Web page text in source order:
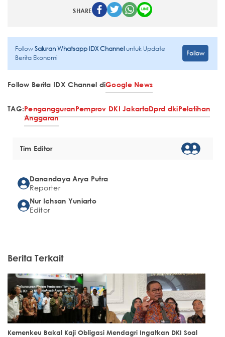
SHARE
FollowSaluran Whatsapp IDX Channeluntuk Update
Berita Ekonomi
Follow
Follow Berita IDX Channel diGoogle News
TAG:PengangguranPemprov DKI JakartaDprd dkiPelatihan
Anggaran
Tim Editor
Danandaya Arya Putra
Reporter
Nur Ichsan Yuniarto
Editor
Berita Terkait
Kemenkeu Bakal Kaji Obligasi Mendagri Ingatkan DKI Soal